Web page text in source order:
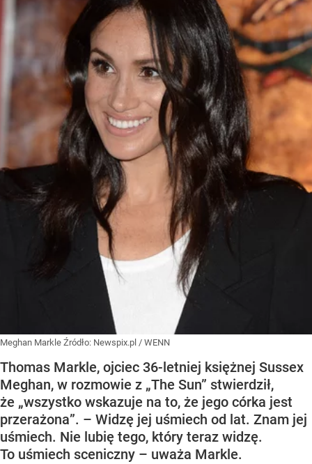
Meghan Markle Źródło: Newspix.pl / WENN
Thomas Markle, ojciec 36-letniej księżnej Sussex
Meghan, w rozmowie z „The Sun” stwierdził,
że „wszystko wskazuje na to, że jego córka jest
przerażona”. – Widzę jej uśmiech od lat. Znam jej
uśmiech. Nie lubię tego, który teraz widzę.
To uśmiech sceniczny – uważa Markle.